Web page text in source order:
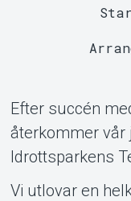
Efter succén
återkommer vår
Idrottsparkens
Vi utlovar en